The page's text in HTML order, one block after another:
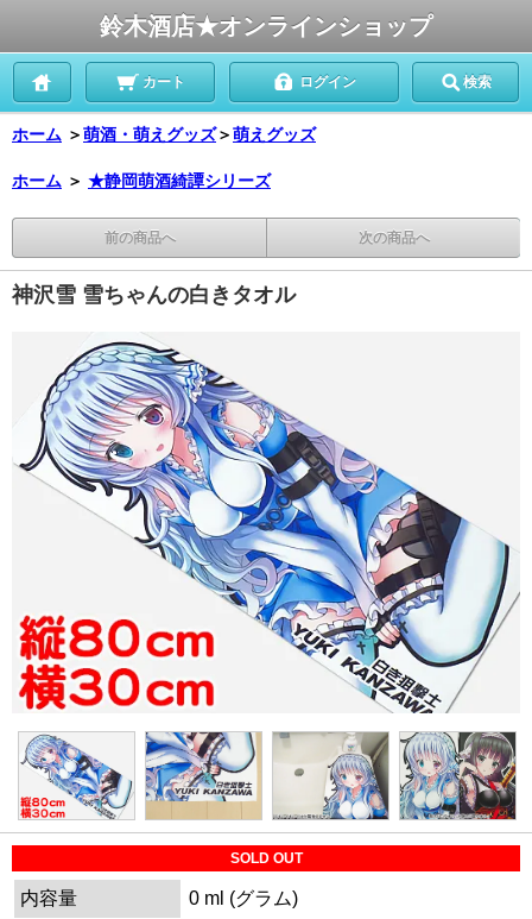
鈴木酒店★オンラインショップ
カート ログイン 検索
ホーム ＞萌酒・萌えグッズ＞萌えグッズ
ホーム ＞ ★静岡萌酒綺譚シリーズ
前の商品へ 次の商品へ
神沢雪 雪ちゃんの白きタオル
SOLD OUT
内容量
0 ml (グラム)